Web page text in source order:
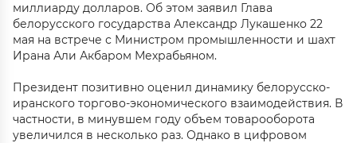
миллиарду долларов. Об этом заявил Глава
белорусского государства Александр Лукашенко 22
мая на встрече с Министром промышленности и шахт
Ирана Али Акбаром Мехрабьяном.
Президент позитивно оценил динамику белорусско-
иранского торгово-экономического взаимодействия. В
частности, в минувшем году объем товарооборота
увеличился в несколько раз. Однако в цифровом